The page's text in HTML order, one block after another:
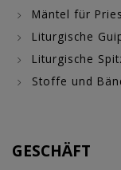
Mäntel für
Liturgische
Liturgische
Stoffe und
GESCHÄFT